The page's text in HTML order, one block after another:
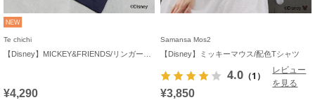
NEW
Te chichi
¥4,290
Samansa Mos2
【Disney】ミッキーマウス/配色Tシャツ
4.0 （1）
レビュー
を見る
¥3,850